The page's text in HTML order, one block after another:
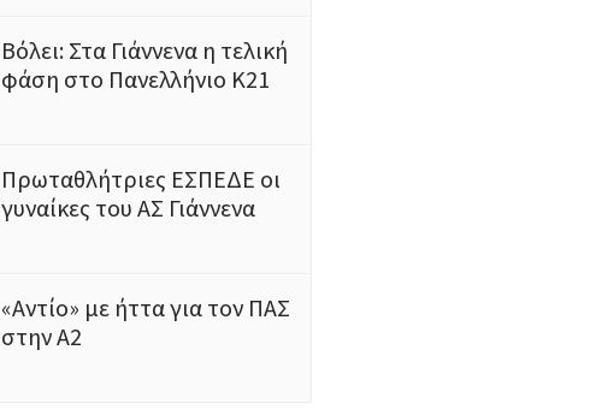
Bόλει: Στα Γιάννενα η τελική
φάση στο Πανελλήνιο Κ21
Πρωταθλήτριες ΕΣΠΕΔΕ οι
γυναίκες του ΑΣ Γιάννενα
«Αντίο» με ήττα για τον ΠΑΣ
στην Α2